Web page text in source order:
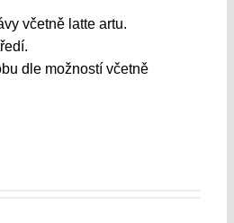
včetně latte artu.
dle možností včetně